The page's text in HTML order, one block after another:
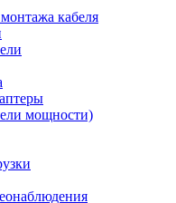
кабеля
мощности)